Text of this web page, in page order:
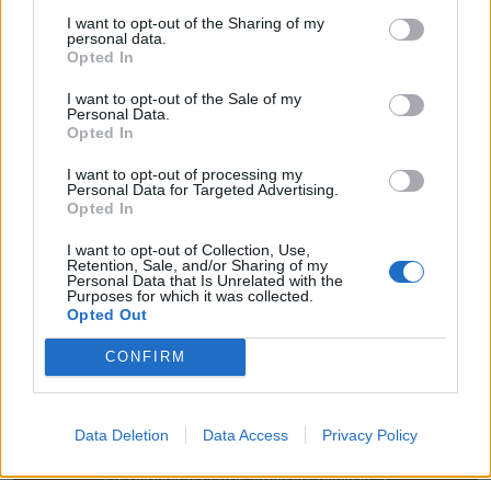
I want to opt-out of the Sharing of my
personal data.
Opted In
I want to opt-out of the Sale of my
Personal Data.
Opted In
I want to opt-out of processing my
Personal Data for Targeted Advertising.
Opted In
I want to opt-out of Collection, Use,
Retention, Sale, and/or Sharing of my
Personal Data that Is Unrelated with the
Purposes for which it was collected.
Opted Out
CONFIRM
Data Deletion Data Access Privacy Policy
Výrobca: GTV
Hmotnosť:
Farba: Antracitová
Obsah balenia:
Typ výsuvu: AXIS PRO
Recenzie produktu